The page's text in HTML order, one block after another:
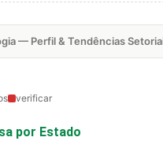
— Perfil & Tendências
verificar
por Estado